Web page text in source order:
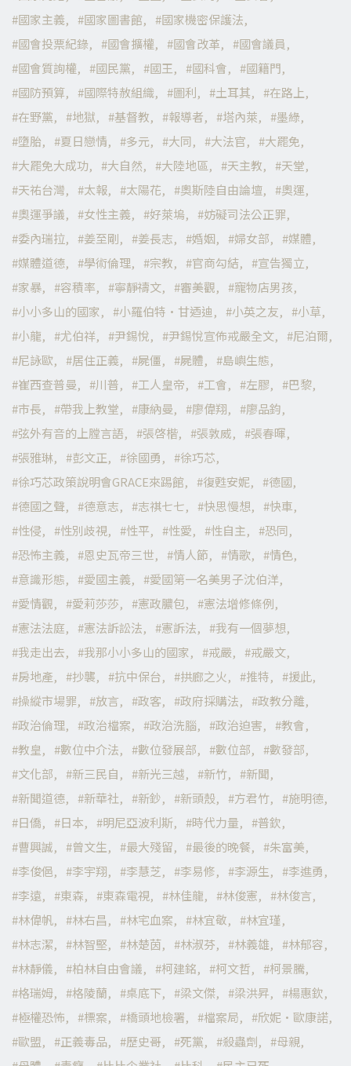
國家主義
國家圖書館
國家機密保護法
國會投票紀錄
國會擴權 國會改革
國會議員
國會質詢權
國民黨 國王 國科會
國籍門
國防預算
國際特赦組織 圖利 土耳其
在路上
在野黨
地獄 基督教 報導者 塔內萊
墨綠
墮胎
夏日戀情 多元 大同 大法官
大罷免
大罷免大成功
大自然 大陸地區 天主教
天堂
天祐台灣
太報 太陽花 奧斯陸自由論壇
奧運
奧運爭議
女性主義 好萊塢
妨礙司法公正罪
委內瑞拉
姜至剛 姜長志 婚姻 婦女部
媒體
媒體道德
學術倫理 宗教 官商勾結
宣告獨立
家暴
容積率 寧靜禱文 審美觀
寵物店男孩
小小多山的國家
小羅伯特·甘迺迪 小英之友
小草
小龍
尤伯祥 尹錫悅 尹錫悅宣佈戒嚴全文
尼泊爾
尼詠歐
居住正義 屍僵 屍體
島嶼生態
崔西查普曼
川普 工人皇帝 工會 左膠
巴黎
市長
帶我上教堂 康納曼 廖偉翔
廖品鈞
弦外有音的上膛言語
張啓楷 張敦威
張春暉
張雅琳
彭文正 徐國勇
徐巧芯
徐巧芯政策說明會GRACE來踢館
復甦安妮
德國
德國之聲
德意志 志祺七七 快思慢想
快車
性侵
性別歧視 性平 性愛 性自主
恐同
恐怖主義
恩史瓦帝三世 情人節 情歌
情色
意識形態
愛國主義
愛國第一名美男子沈伯洋
愛情觀
愛莉莎莎 憲政膿包
憲法增修條例
憲法法庭
憲法訴訟法 憲訴法
我有一個夢想
我走出去
我那小小多山的國家 戒嚴
戒嚴文
房地產
抄襲 抗中保台 拱廊之火 推特
援此
操縱市場罪
放言 政客 政府採購法
政教分離
政治倫理
政治檔案 政治洗腦 政治迫害
教會
教皇
數位中介法 數位發展部 數位部
數發部
文化部
新三民自 新光三越 新竹
新聞
新聞道德
新華社 新鈔 新頭殼 方君竹
施明德
日僑
日本 明尼亞波利斯 時代力量
普欽
曹興誠
曾文生 最大殘留 最後的晚餐
朱富美
李俊俋
李宇翔 李慧芝 李易修 李源生
李進勇
李遠
東森 東森電視 林佳龍 林俊憲
林俊言
林偉帆
林右昌 林宅血案 林宜敬
林宜瑾
林志潔
林智堅 林楚茵 林淑芬 林義雄
林郁容
林靜儀
柏林自由會議 柯建銘 柯文哲
柯景騰
格瑞姆
格陵蘭 桌底下 梁文傑 梁洪昇
楊惠欽
極權恐怖
標案 橋頭地檢署 檔案局
欣妮·歐康諾
歐盟
正義毒品 歷史哥 死黨 殺蟲劑
母親